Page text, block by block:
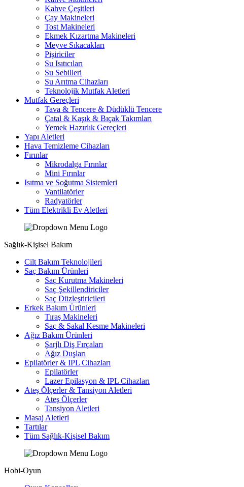
Kahve Çeşitleri
Çay Makineleri
Tost Makineleri
Ekmek Kızartma Makineleri
Meyve Sıkacakları
Pişiriciler
Su Isıtıcıları
Su Sebilleri
Su Arıtma Cihazları
Teknolojik Mutfak Aletleri
Mutfak Gereçleri
Tava & Tencere & Düdüklü Tencere
Çatal & Kaşık & Bıçak Takımları
Yemek Hazırlık Gereçleri
Yapı Aletleri
Hava Temizleme Cihazları
Fırınlar
Mikrodalga Fırınlar
Mini Fırınlar
Isıtma ve Soğutma Sistemleri
Vantilatörler
Radyatörler
Tüm Elektrikli Ev Aletleri
Sağlık-Kişisel Bakım
Cilt Bakım Teknolojileri
Saç Bakım Ürünleri
Saç Kurutma Makineleri
Saç Şekillendiriciler
Saç Düzleştiricileri
Erkek Bakım Ürünleri
Tıraş Makineleri
Saç & Sakal Kesme Makineleri
Ağız Bakım Ürünleri
Şarjlı Diş Fırçaları
Ağız Duşları
Epilatörler & IPL Cihazları
Epilatörler
Lazer Epilasyon & IPL Cihazları
Ateş Ölçerler & Tansiyon Aletleri
Ateş Ölçerler
Tansiyon Aletleri
Masaj Aletleri
Tartılar
Tüm Sağlık-Kişisel Bakım
Hobi-Oyun